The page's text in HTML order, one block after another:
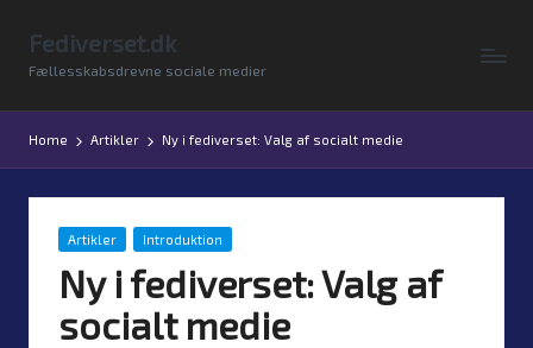
Fediverset.dk
Fællesskabsdrevne sociale medier
Home Artikler Ny i fediverset: Valg af socialt medie
Posted
in
Artikler Introduktion
Ny i fediverset: Valg af
socialt medie